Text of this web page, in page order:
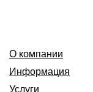
О компании
Информация
Услуги